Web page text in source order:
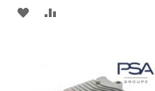
AGREGAR
FAVORITOS